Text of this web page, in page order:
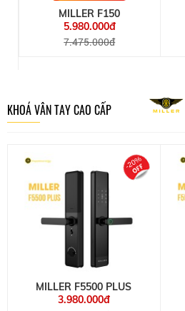
MILLER F150
5.980.000đ
7.475.000đ
KHOÁ VÂN TAY CAO CẤP
MILLER F5500 PLUS
3.980.000đ
-20%